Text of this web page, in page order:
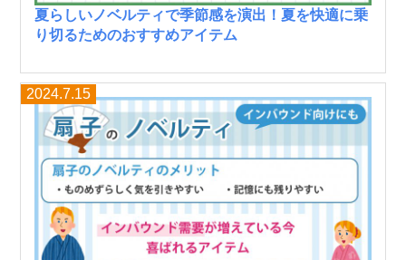
夏らしいノベルティで季節感を演出！夏を快適に乗
り切るためのおすすめアイテム
2024.7.15